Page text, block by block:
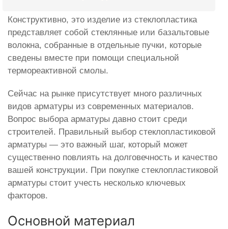
Конструктивно, это изделие из стеклопластика
представляет собой стеклянные или базальтовые
волокна, собранные в отдельные пучки, которые
сведены вместе при помощи специальной
термореактивной смолы.
Сейчас на рынке присутствует много различных
видов арматуры из современных материалов.
Вопрос выбора арматуры давно стоит среди
строителей. Правильный выбор стеклопластиковой
арматуры — это важный шаг, который может
существенно повлиять на долговечность и качество
вашей конструкции. При покупке стеклопластиковой
арматуры стоит учесть несколько ключевых
факторов.
Основной материал